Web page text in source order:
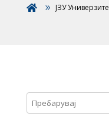
 ЈЗУ